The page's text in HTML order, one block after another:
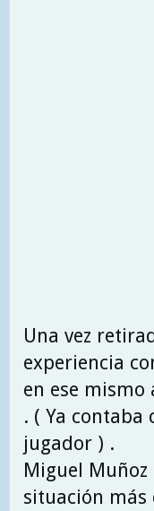
Una vez
experiencia
en ese mismo
. ( Ya contaba
jugador ) .
Miguel
situación más